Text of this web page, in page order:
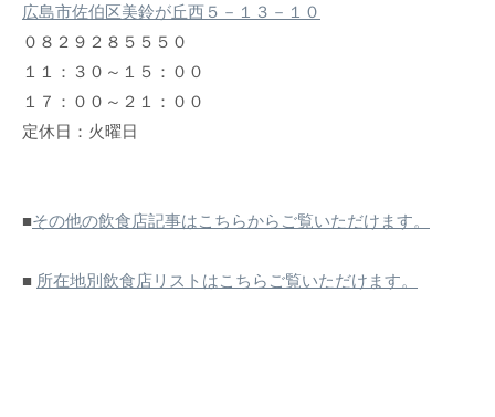
広島市佐伯区美鈴が丘西５－１３－１０
０８２９２８５５５０
１１：３０～１５：００
１７：００～２１：００
定休日：火曜日
■その他の飲食店記事はこちらからご覧いただけます。
■ 所在地別飲食店リストはこちらご覧いただけます。